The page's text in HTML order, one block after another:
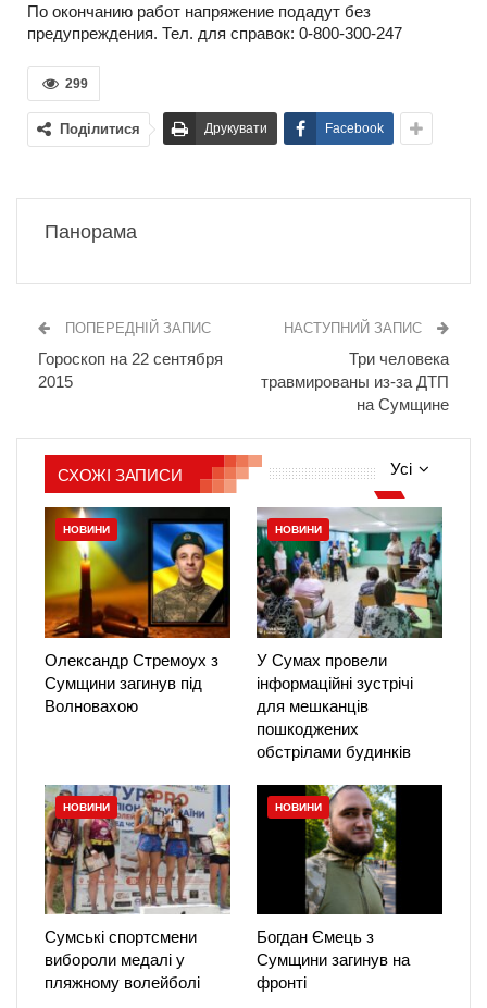
По окончанию работ напряжение подадут без
предупреждения. Тел. для справок: 0-800-300-247
299
Поділитися Друкувати Facebook
Панорама
ПОПЕРЕДНІЙ ЗАПИС
Гороскоп на 22 сентября
2015
НАСТУПНИЙ ЗАПИС
Три человека
травмированы из-за ДТП
на Сумщине
Усі
СХОЖІ ЗАПИСИ
НОВИНИ
Олександр Стремоух з
Сумщини загинув під
Волновахою
НОВИНИ
У Сумах провели
інформаційні зустрічі
для мешканців
пошкоджених
обстрілами будинків
НОВИНИ
Сумські спортсмени
вибороли медалі у
пляжному волейболі
НОВИНИ
Богдан Ємець з
Сумщини загинув на
фронті